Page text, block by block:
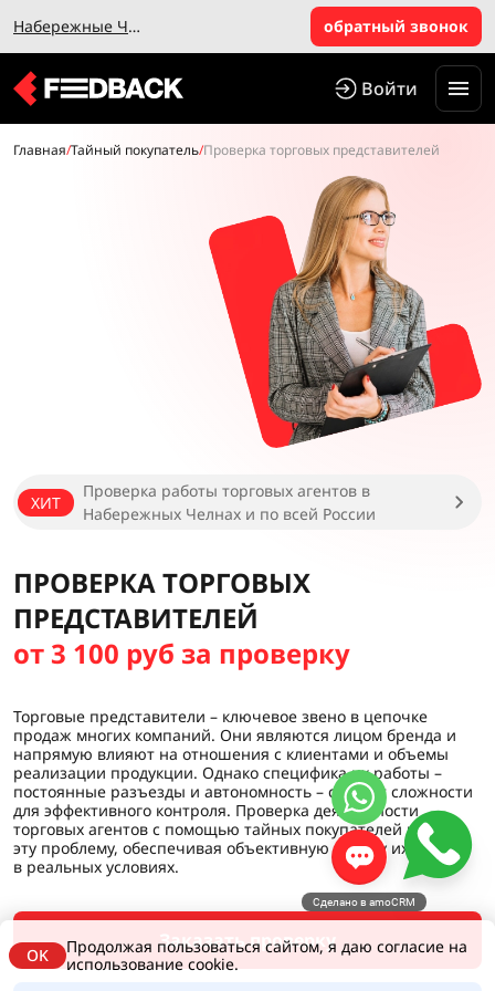
Набережные Челны обратный звонок
Войти
Главная/Тайный покупатель/Проверка торговых представителей
ХИТ
Проверка работы торговых агентов в
Набережных Челнах и по всей России
ПРОВЕРКА ТОРГОВЫХ
ПРЕДСТАВИТЕЛЕЙ
от 3 100 руб за проверку
Торговые представители – ключевое звено в цепочке
продаж многих компаний. Они являются лицом бренда и
напрямую влияют на отношения с клиентами и объемы
реализации продукции. Однако специфика их работы –
постоянные разъезды и автономность – создает сложности
для эффективного контроля. Проверка деятельности
торговых агентов с помощью тайных покупателей решает
эту проблему, обеспечивая объективную оценку их работы
в реальных условиях.
Заказать проверку
OK
Продолжая пользоваться сайтом, я даю согласие на
использование cookie.
Сделано в amoCRM